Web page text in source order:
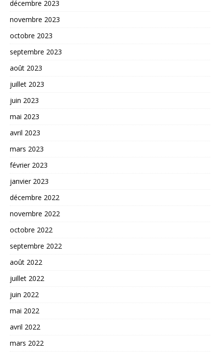
décembre 2023
novembre 2023
octobre 2023
septembre 2023
août 2023
juillet 2023
juin 2023
mai 2023
avril 2023
mars 2023
février 2023
janvier 2023
décembre 2022
novembre 2022
octobre 2022
septembre 2022
août 2022
juillet 2022
juin 2022
mai 2022
avril 2022
mars 2022